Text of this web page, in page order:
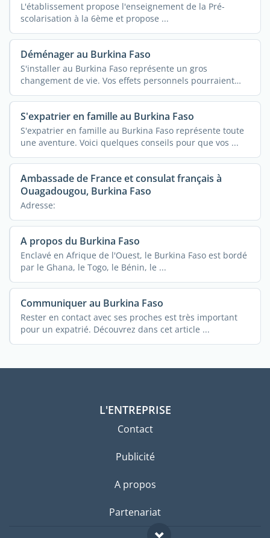
L'établissement propose l'enseignement de la Pré-
scolarisation à la 6ème et propose ...
Déménager au Burkina Faso
S'installer au Burkina Faso représente un gros
changement de vie. Vos effets personnels pourraient
vous ...
S'expatrier en famille au Burkina Faso
S'expatrier en famille au Burkina Faso représente toute
une aventure. Voici quelques conseils pour que vos ...
Ambassade de France et consulat français à
Ouagadougou, Burkina Faso
Adresse:
A propos du Burkina Faso
Enclavé en Afrique de l'Ouest, le Burkina Faso est bordé
par le Ghana, le Togo, le Bénin, le ...
Communiquer au Burkina Faso
Rester en contact avec ses proches est très important
pour un expatrié. Découvrez dans cet article ...
L'ENTREPRISE
Contact
Publicité
A propos
Partenariat